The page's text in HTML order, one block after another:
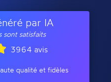
par IA
sont satisfaits
3964 avis
qualité et fidèles